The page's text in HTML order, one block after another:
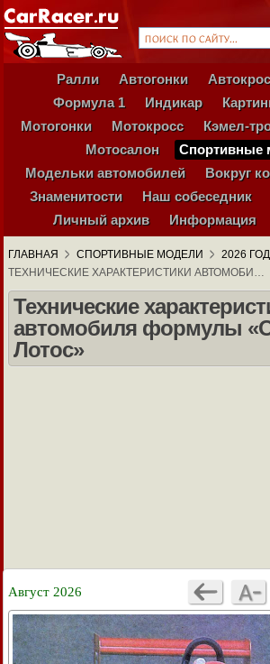
Ралли Автогонки
Формула 1
Индикар
Мотогонки
Мотокросс Кэмел-
Мотосалон
Спортивные
Модельки автомобилей
Вокруг
Знаменитости
Наш собеседник
Личный архив
Информация
ГЛАВНАЯ СПОРТИВНЫЕ МОДЕЛИ
2026 ГОД
ТЕХНИЧЕСКИЕ ХАРАКТЕРИСТИКИ АВТОМОБИ…
Технические
автомобиля формулы
Лотос»
Август 2026